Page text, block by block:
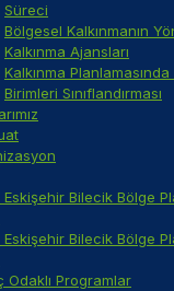
Süreci
Bölgesel Kalkınmanın
Kalkınma Ajansları
Kalkınma
Birimleri Sınıflandırması
Eskişehir Bilecik Bölge
Eskişehir Bilecik Bölge
Odaklı Programlar